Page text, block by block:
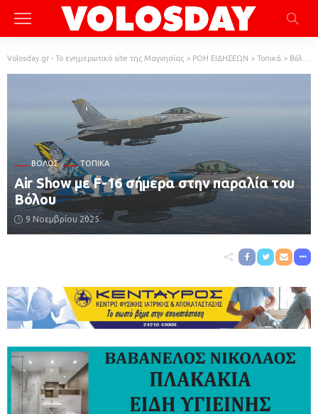
Volosday.gr - Το ενημερωτικό site της Μαγνησίας > ΡΟΗ ΕΙΔΗΣΕΩΝ > Τοπικά > Βόλος
ΒΌΛΟΣ ΤΟΠΙΚΆ
Air Show με F-16 σήμερα στην παραλία του
Βόλου
9 Νοεμβρίου 2025